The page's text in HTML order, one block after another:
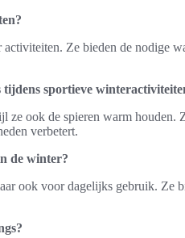
Ze bieden de nodige
sportieve
ook de spieren warm
verbetert.
de winter?
ook voor dagelijks gebruik.